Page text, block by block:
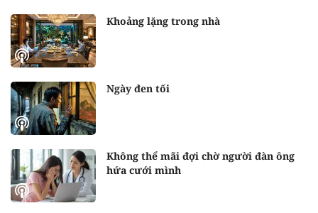
Khoảng lặng trong nhà
Ngày đen tối
Không thể mãi đợi chờ người đàn ông
hứa cưới mình